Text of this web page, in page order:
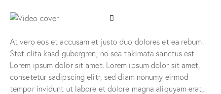
At vero eos et accusam et justo duo dolores et ea rebum.
Stet clita kasd gubergren, no sea takimata sanctus est
Lorem ipsum dolor sit amet. Lorem ipsum dolor sit amet,
consetetur sadipscing elitr, sed diam nonumy eirmod
tempor invidunt ut labore et dolore magna aliquyam erat,